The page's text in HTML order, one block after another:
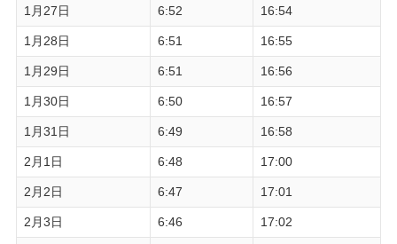
1月27日 6:52 16:54
1月28日 6:51 16:55
1月29日 6:51 16:56
1月30日 6:50 16:57
1月31日 6:49 16:58
2月1日 6:48 17:00
2月2日 6:47 17:01
2月3日 6:46 17:02